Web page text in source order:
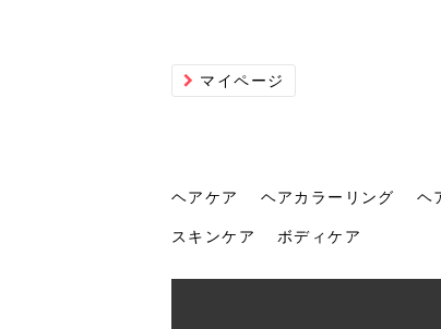
マイページ
ヘアケア ヘアカラーリング ヘ
スキンケア ボディケア